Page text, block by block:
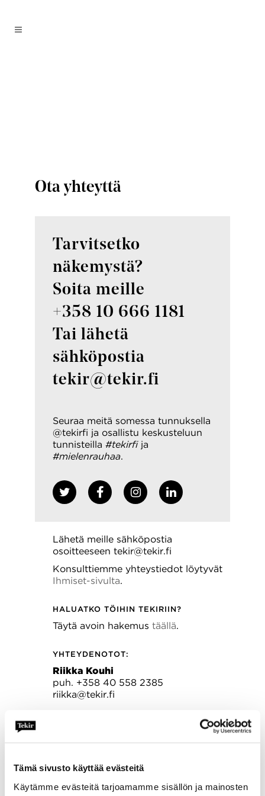
Tämä sivusto käyttää evästeitä
Käytämme evästeitä tarjoamamme sisällön ja mainosten
Ota yhteyttä
Tarvitsetko
näkemystä?
Soita meille
+358 10 666 1181
Tai lähetä
sähköpostia
tekir@tekir.fi
Seuraa meitä somessa tunnuksella
@tekirfi ja osallistu keskusteluun
tunnisteilla #tekirfija
#mielenrauhaa.
Lähetä meille sähköpostia
osoitteeseen tekir@tekir.fi
Konsulttiemme yhteystiedot löytyvät
Ihmiset-sivulta.
HALUATKO TÖIHIN TEKIRIIN?
Täytä avoin hakemus täällä.
YHTEYDENOTOT:
Riikka Kouhi
puh. +358 40 558 2385
riikka@tekir.fi
Kriisinumeromme